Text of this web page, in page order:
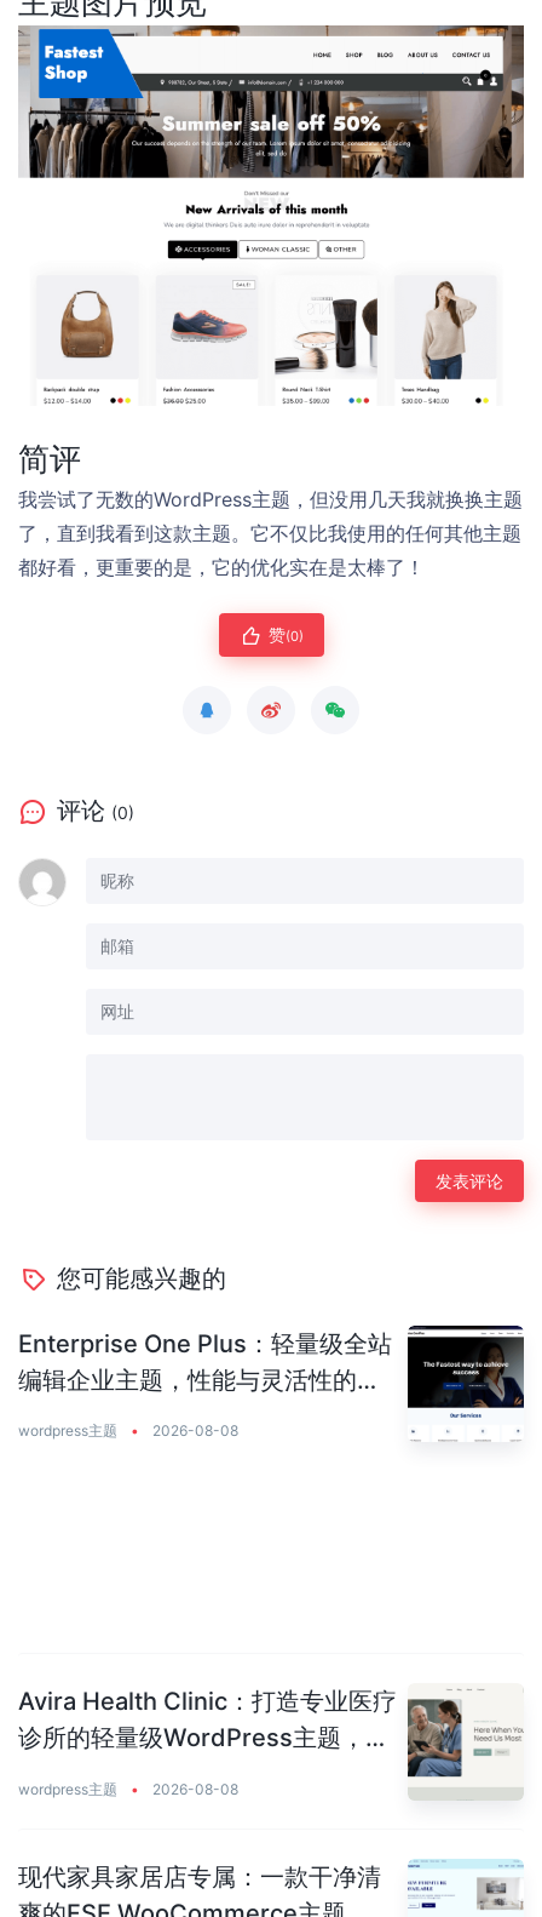
简评
我尝试了无数的WordPress主题，但没用几天我就换换主题
了，直到我看到这款主题。它不仅比我使用的任何其他主题
都好看，更重要的是，它的优化实在是太棒了！
赞(0)
评论 (0)
您可能感兴趣的
Enterprise One Plus：轻量级全站
编辑企业主题，性能与灵活性的完
wordpress主题 • 2026-08-08
Avira Health Clinic：打造专业医疗
诊所的轻量级WordPress主题，让
wordpress主题 • 2026-08-08
现代家具家居店专属：一款干净清